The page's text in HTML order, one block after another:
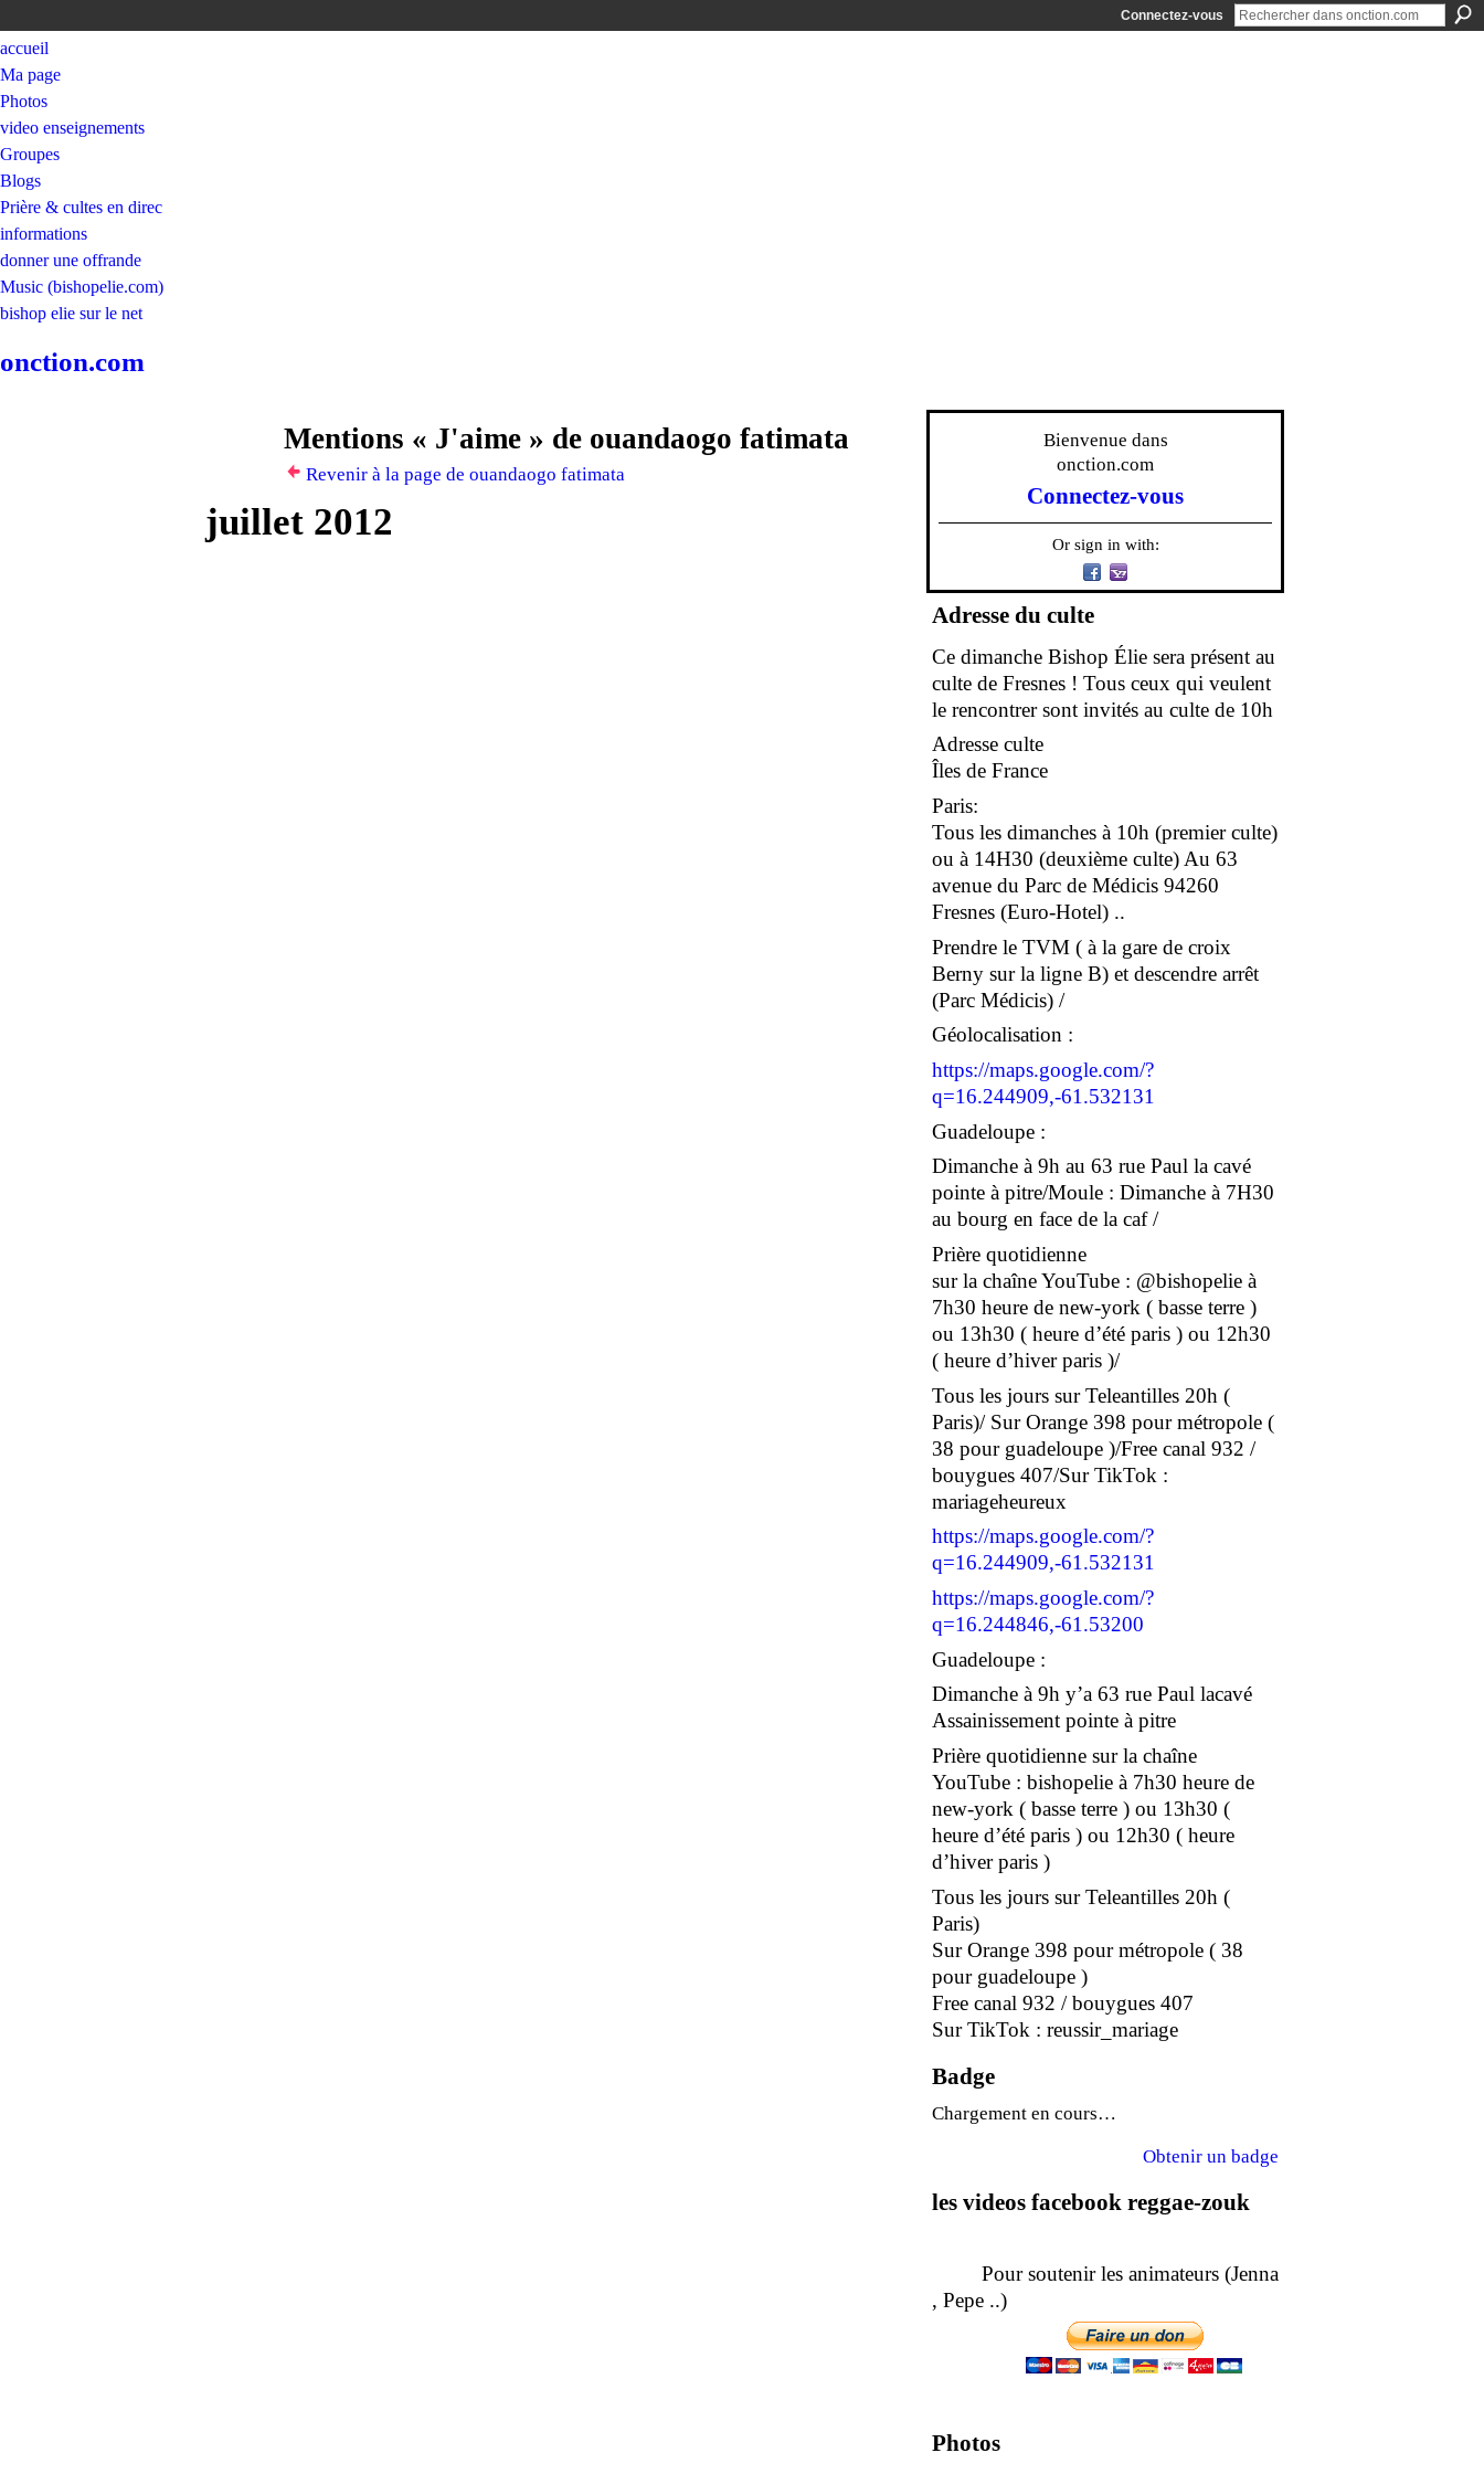
Connectez-vous
accueil
Ma page
Photos
video enseignements
Groupes
Blogs
Prière & cultes en direc
informations
donner une offrande
Music (bishopelie.com)
bishop elie sur le net
onction.com
Mentions « J'aime » de ouandaogo fatimata
Revenir à la page de ouandaogo fatimata
juillet 2012
Bienvenue dans
onction.com
Connectez-vous
Or sign in with:
Adresse du culte
Ce dimanche Bishop Élie sera présent au
culte de Fresnes ! Tous ceux qui veulent
le rencontrer sont invités au culte de 10h
Adresse culte
Îles de France
Paris:
Tous les dimanches à 10h (premier culte)
ou à 14H30 (deuxième culte) Au 63
avenue du Parc de Médicis 94260
Fresnes (Euro-Hotel) ..
Prendre le TVM ( à la gare de croix
Berny sur la ligne B) et descendre arrêt
(Parc Médicis) /
Géolocalisation :
https://maps.google.com/?
q=16.244909,-61.532131
Guadeloupe :
Dimanche à 9h au 63 rue Paul la cavé
pointe à pitre/Moule : Dimanche à 7H30
au bourg en face de la caf /
Prière quotidienne
sur la chaîne YouTube : @bishopelie à
7h30 heure de new-york ( basse terre )
ou 13h30 ( heure d’été paris ) ou 12h30
( heure d’hiver paris )/
Tous les jours sur Teleantilles 20h (
Paris)/ Sur Orange 398 pour métropole (
38 pour guadeloupe )/Free canal 932 /
bouygues 407/Sur TikTok :
mariageheureux
https://maps.google.com/?
q=16.244909,-61.532131
https://maps.google.com/?
q=16.244846,-61.53200
Guadeloupe :
Dimanche à 9h y’a 63 rue Paul lacavé
Assainissement pointe à pitre
Prière quotidienne sur la chaîne
YouTube : bishopelie à 7h30 heure de
new-york ( basse terre ) ou 13h30 (
heure d’été paris ) ou 12h30 ( heure
d’hiver paris )
Tous les jours sur Teleantilles 20h (
Paris)
Sur Orange 398 pour métropole ( 38
pour guadeloupe )
Free canal 932 / bouygues 407
Sur TikTok : reussir_mariage
Badge
Chargement en cours…
Obtenir un badge
les videos facebook reggae-zouk
Pour soutenir les animateurs (Jenna
, Pepe ..)
Photos